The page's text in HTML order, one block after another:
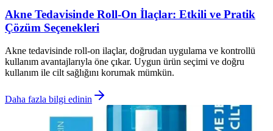
Akne Tedavisinde Roll-On İlaçlar: Etkili ve Pratik
Çözüm Seçenekleri
Akne tedavisinde roll-on ilaçlar, doğrudan uygulama ve kontrollü
kullanım avantajlarıyla öne çıkar. Uygun ürün seçimi ve doğru
kullanım ile cilt sağlığını korumak mümkün.
Daha fazla bilgi edinin